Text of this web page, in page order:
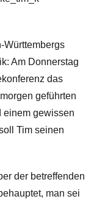
Württembergs
Am Donnerstag
das
geführten
einem gewissen
Tim seinen
der betreffenden
man sei